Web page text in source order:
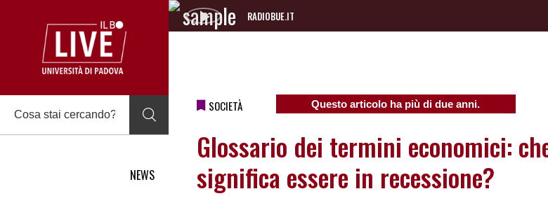
NEWS
RADIOBUE.IT
Audio
SOCIETÀ Questo articolo ha più di due anni.
Glossario dei termini economici:
significa essere in recessione?